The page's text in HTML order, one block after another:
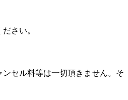
さい。
セル料等は一切頂きません。そ